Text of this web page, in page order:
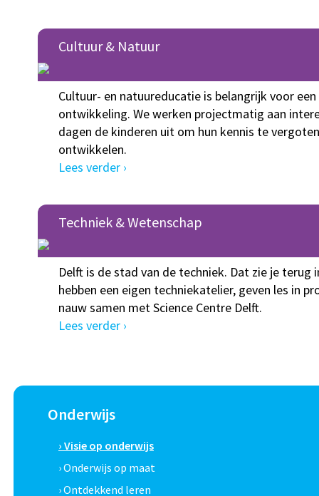
Cultuur & Natuur
Cultuur- en natuureducatie is belangrijk voor
ontwikkeling. We werken projectmatig aan
dagen de kinderen uit om hun kennis te
ontwikkelen.
Lees verder ›
Techniek & Wetenschap
Delft is de stad van de techniek. Dat zie je terug
hebben een eigen techniekatelier, geven les in
nauw samen met Science Centre Delft.
Lees verder ›
Onderwijs
› Visie op onderwijs
› Onderwijs op maat
› Ontdekkend leren